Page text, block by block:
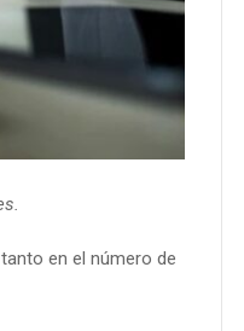
en el número de